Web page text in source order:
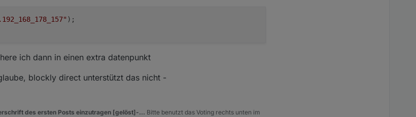
);
ich dann in einen extra datenpunkt
blockly direct unterstützt das nicht -
des ersten Posts einzutragen [gelöst]-... Bitte benutzt das Voting rechts unten im